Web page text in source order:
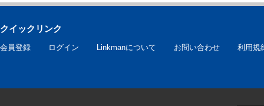
クイックリンク
会員登録 ログイン Linkmanについて お問い合わせ 利用規